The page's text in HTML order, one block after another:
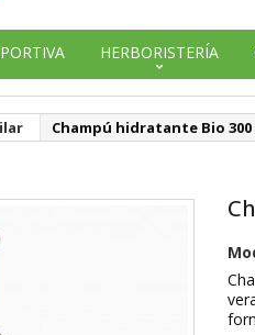
HERBORISTERÍA
Champú hidratante Bio 300